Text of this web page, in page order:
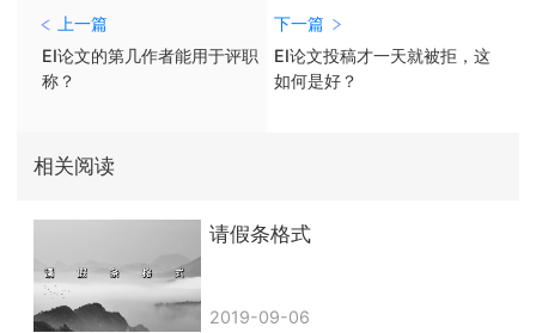
上一篇
EI论文的第几作者能用于评职
称？
下一篇
EI论文投稿才一天就被拒，这
如何是好？
相关阅读
请假条格式
2019-09-06